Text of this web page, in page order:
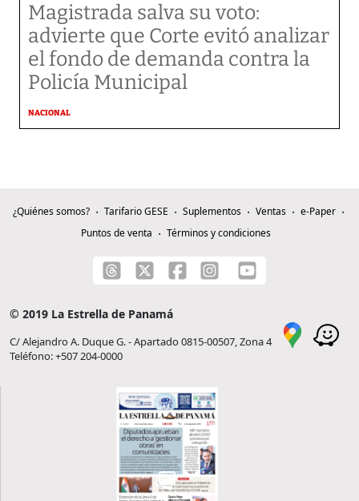
Magistrada salva su voto:
advierte que Corte evitó analizar
el fondo de demanda contra la
Policía Municipal
NACIONAL
¿Quiénes somos? Tarifario GESE Suplementos Ventas
e-Paper
Puntos de venta
Términos y condiciones
© 2019 La Estrella de Panamá
C/ Alejandro A. Duque G. - Apartado 0815-00507, Zona 4
Teléfono: +507 204-0000